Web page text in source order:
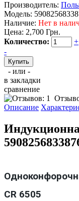
Производитель:
Модель:
Наличие: Нет в
Цена: 2,700 Грн.
Количество:
+
-
- или -
в закладки
сравнение
Описание
CR 6505